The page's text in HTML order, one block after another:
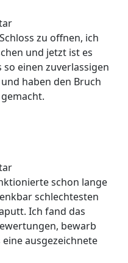
zu offnen, ich
und jetzt ist es
einen zuverlassigen
haben den Bruch
schon lange
schlechtesten
Ich fand das
bewarb
ausgezeichnete